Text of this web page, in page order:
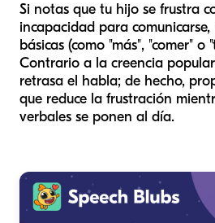
Si notas que tu hijo se frustra
incapacidad para
básicas (como "más", "comer" o
Contrario a la creencia
retrasa el habla; de hecho,
que reduce la frustración
verbales se ponen al día.